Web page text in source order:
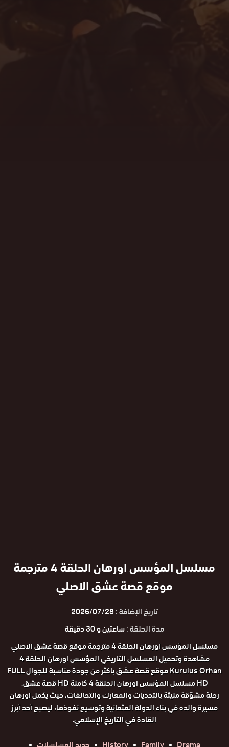
مسلسل المؤسس اورهان الحلقة 4 مترجمة
موقع قصة عشق الاصلي
تاريخ الإضافة :2026/07/28
مدة الحلقة :ساعتين و 30 دقيقة
مسلسل المؤسس اورهان الحلقة 4 مترجمة موقع قصة عشق الاصلي
مشاهدة وتحميل المسلسل التاريخي المؤسس اورهان الحلقة 4
Kurulus Orhan موقع قصة عشق باكثر من جودة مناسبة للجوال FULL
HD مسلسل المؤسس اورهان الحلقة 4 كاملة HD قصة عشق.
رحلة مشوّقة مليئة بالتحديات والمعارك والتحالفات، حيث يكمل اورهان
مسيرة والده في بناء الدولة العثمانية وتوسيع نفوذها، ليصبح أحد أبرز
القادة في التاريخ الإسلامي.